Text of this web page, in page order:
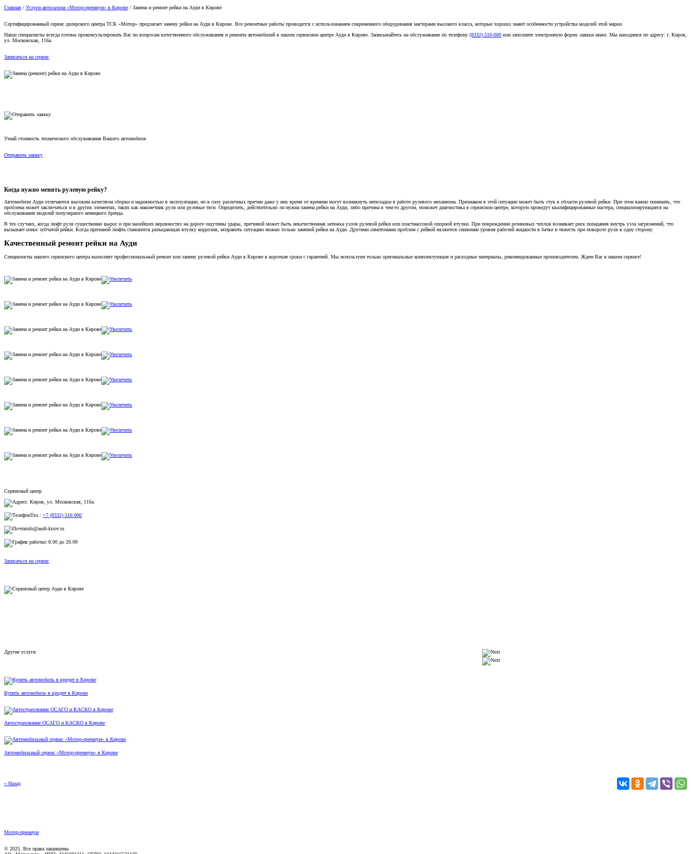
Главная / Услуги автосалона «Мотор-премиум» в Кирове / Замена и ремонт рейки на Ауди в Кирове
Сертифицированный сервис дилерского центра ТСК «Мотор» предлагает замену рейки на Ауди в Кирове. Все ремонтные работы проводятся с использованием современного оборудования мастерами высокого класса, которые хорошо знают особенности устройства моделей этой марки.
Наши специалисты всегда готовы проконсультировать Вас по вопросам качественного обслуживания и ремонта автомобилей в нашем сервисном центре Ауди в Кирове. Записывайтесь на обслуживание по телефону (8332) 516-000 или заполните электронную форму заявки ниже. Мы находимся по адресу: г. Киров,
ул. Московская, 116а.
Записаться на сервис
Узнай стоимость технического обслуживания Вашего автомобиля
Отправить заявку
Когда нужно менять рулевую рейку?
Автомобили Ауди отличаются высоким качеством сборки и надежностью в эксплуатации, но в силу различных причин даже у них время от времени могут возникнуть неполадки в работе рулевого механизма. Признаком в этой ситуации может быть стук в области рулевой рейки. При этом важно понимать, что
проблема может заключаться и в других элементах, таких как наконечник руля или рулевые тяги. Определить, действительно ли нужна замена рейки на Ауди, либо причина в чем-то другом, поможет диагностика в сервисном центре, которую проведут квалифицированные мастера, специализирующиеся на
обслуживании моделей популярного немецкого бренда.
В тех случаях, когда люфт руля существенно вырос и при малейших неровностях на дороге ощутимы удары, причиной может быть некачественная затяжка узлов рулевой рейки или пластмассовой опорной втулки. При повреждении резиновых чехлов возникает риск попадания внутрь узла загрязнений, что
вызывает износ зубчатой рейки. Когда причиной люфта становится разъедающая втулку коррозия, исправить ситуацию можно только заменой рейки на Ауди. Другими симптомами проблем с рейкой являются снижение уровня рабочей жидкости в бачке и тяжесть при повороте руля в одну сторону.
Качественный ремонт рейки на Ауди
Специалисты нашего сервисного центра выполнят профессиональный ремонт или замену рулевой рейки Ауди в Кирове в короткие сроки с гарантией. Мы используем только оригинальные комплектующие и расходные материалы, рекомендованные производителем. Ждем Вас в нашем сервисе!
Сервисный центр
г. Киров, ул. Московская, 116а.
Тел.: +7 (8332) 516 000
info@audi-kirov.ru
с 8.00 до 20.00
Записаться на сервис
Другие услуги
Купить автомобиль в кредит в Кирове
Автострахование ОСАГО и КАСКО в Кирове
Автомобильный сервис «Мотор-премиум» в Кирове
« Назад
Мотор-премиум
© 2025. Все права защищены